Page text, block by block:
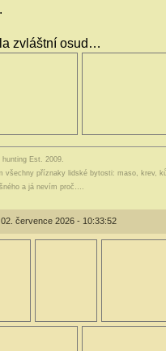
zvláštní osud…
hunting Est. 2009.
všechny příznaky lidské bytosti: maso, krev,
a já nevím proč….
července 2026 - 10:33:52